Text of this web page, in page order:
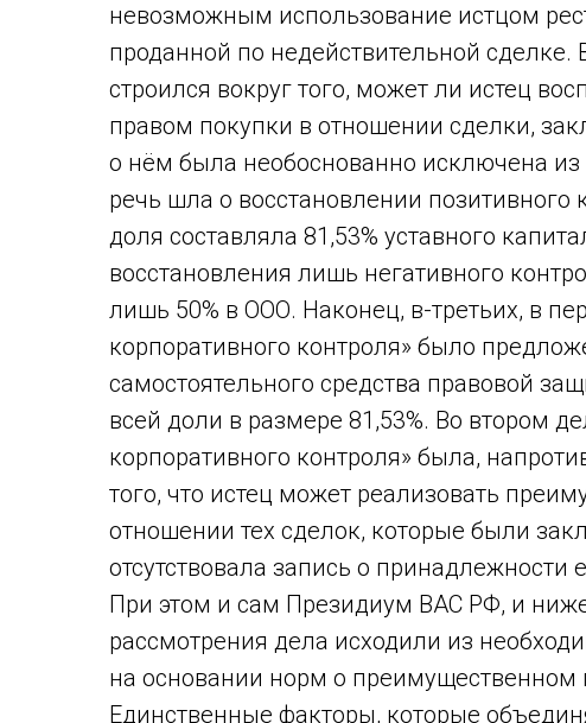
невозможным использование истцом
проданной по недействительной сделке.
строился вокруг того, может ли истец
правом покупки в отношении сделки,
о нём была необоснованно исключена
речь шла о восстановлении
доля составляла 81,53% уставного
восстановления лишь негативного
лишь 50% в ООО. Наконец, в-третьих, в
корпоративного контроля» было
самостоятельного средства правовой
всей доли в размере 81,53%. Во втором
корпоративного контроля» была,
того, что истец может реализовать
отношении тех сделок, которые были
отсутствовала запись о
При этом и сам Президиум ВАС РФ, и
рассмотрения дела исходили из
на основании норм о преимущественном
Единственные факторы, которые